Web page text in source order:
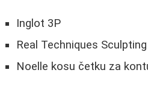
Inglot 3P
Real Techniques
Noelle kosu četku za